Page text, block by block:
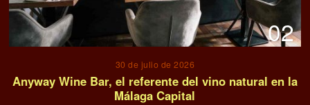
02
30 de julio de 2026
Anyway Wine Bar, el referente del vino natural en la
Málaga Capital